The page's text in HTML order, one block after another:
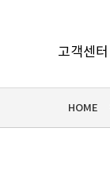
고객센터
HOME